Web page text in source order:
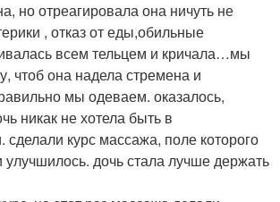
но отреагировала она ничуть не
, отказ от еды,обильные
всем тельцем и кричала…мы
чтоб она надела стремена и
мы одеваем. оказалось,
никак не хотела быть в
сделали курс массажа, поле которого
дочь стала лучше держать